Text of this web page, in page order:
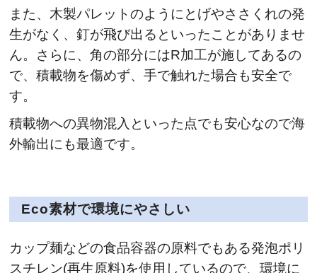
また、木製パレットのようにとげやささくれの発
生がなく、釘が飛び出るといったことがありませ
ん。さらに、角の部分にはR加工が施してあるの
で、積載物を傷めず、手で触れた場合も安全で
す。
積載物への異物混入といった点でも安心なので海
外輸出にも最適です。
Eco素材で環境にやさしい
カップ麺などの食品容器の原料でもある発泡ポリ
スチレン(再生原料)を使用しているので、環境に